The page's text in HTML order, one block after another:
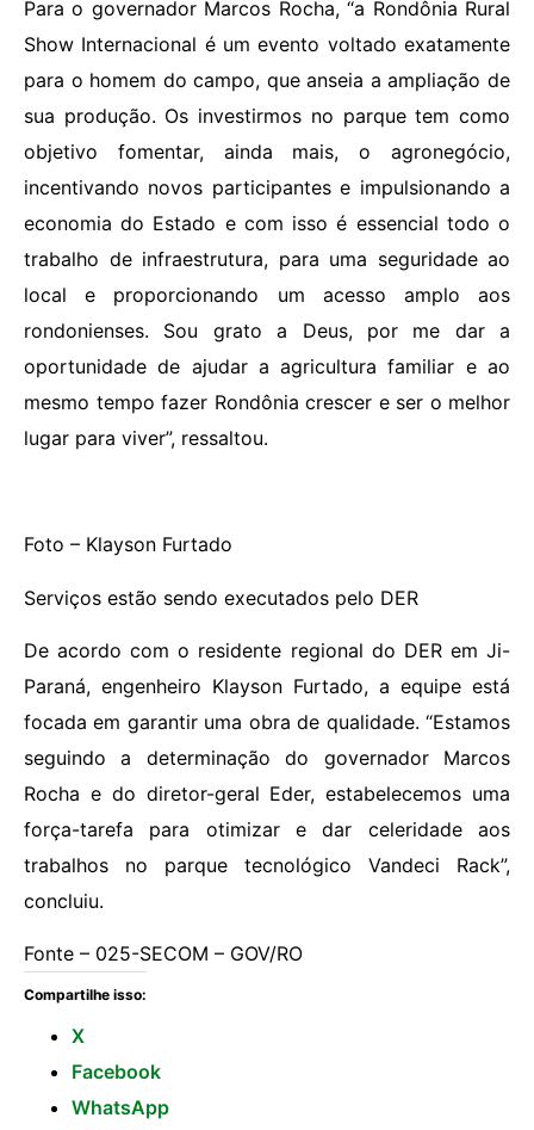
Para o governador Marcos Rocha, “a Rondônia Rural
Show Internacional é um evento voltado exatamente
para o homem do campo, que anseia a ampliação de
sua produção. Os investirmos no parque tem como
objetivo fomentar, ainda mais, o agronegócio,
incentivando novos participantes e impulsionando a
economia do Estado e com isso é essencial todo o
trabalho de infraestrutura, para uma seguridade ao
local e proporcionando um acesso amplo aos
rondonienses. Sou grato a Deus, por me dar a
oportunidade de ajudar a agricultura familiar e ao
mesmo tempo fazer Rondônia crescer e ser o melhor
lugar para viver”, ressaltou.
Foto – Klayson Furtado
Serviços estão sendo executados pelo DER
De acordo com o residente regional do DER em Ji-
Paraná, engenheiro Klayson Furtado, a equipe está
focada em garantir uma obra de qualidade. “Estamos
seguindo a determinação do governador Marcos
Rocha e do diretor-geral Eder, estabelecemos uma
força-tarefa para otimizar e dar celeridade aos
trabalhos no parque tecnológico Vandeci Rack”,
concluiu.
Fonte – 025-SECOM – GOV/RO
Compartilhe isso:
X
Facebook
WhatsApp